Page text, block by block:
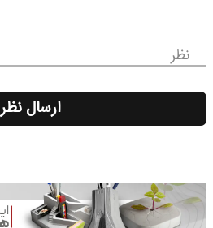
نظر
ارسال نظر